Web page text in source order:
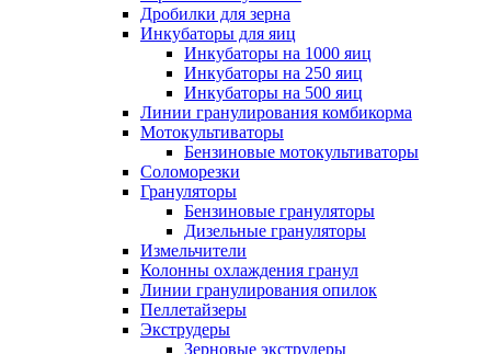
Дробилки для зерна
Инкубаторы для яиц
Инкубаторы на 1000 яиц
Инкубаторы на 250 яиц
Инкубаторы на 500 яиц
Линии гранулирования комбикорма
Мотокультиваторы
Бензиновые мотокультиваторы
Соломорезки
Грануляторы
Бензиновые грануляторы
Дизельные грануляторы
Измельчители
Колонны охлаждения гранул
Линии гранулирования опилок
Пеллетайзеры
Экструдеры
Зерновые экструдеры